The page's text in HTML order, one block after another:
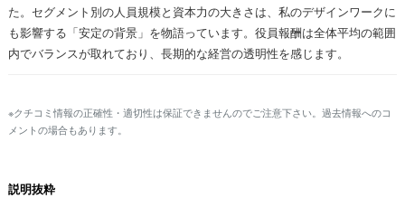
た。セグメント別の人員規模と資本力の大きさは、私のデザインワークに
も影響する「安定の背景」を物語っています。役員報酬は全体平均の範囲
内でバランスが取れており、長期的な経営の透明性を感じます。
※クチコミ情報の正確性・適切性は保証できませんのでご注意下さい。過去情報へのコ
メントの場合もあります。
説明抜粋